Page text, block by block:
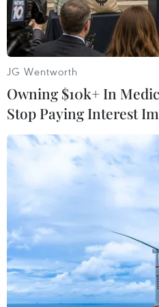
Trực thăng Mi-8
Hãng thông tấn
liệu sơ bộ từ Cơ quan
bang Nga cho thấy một
nước này chở 3 thành
hành khách đã mất tích
JG Wentworth
Owning $10k+ In
Stop Paying Interest